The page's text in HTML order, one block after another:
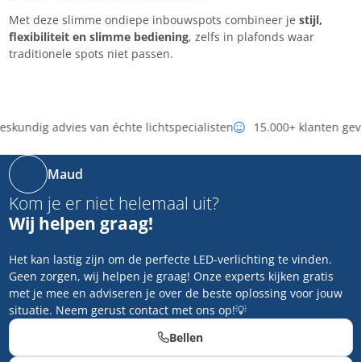
Met deze slimme ondiepe inbouwspots combineer je stijl,
flexibiliteit en slimme bediening, zelfs in plafonds waar
traditionele spots niet passen.
advies van échte lichtspecialisten 15.000+ klanten
Maud
Kom je er niet helemaal uit?
Wij helpen graag!
Het kan lastig zijn om de perfecte LED-verlichting te vinden.
Geen zorgen, wij helpen je graag! Onze experts kijken gratis
met je mee en adviseren je over de beste oplossing voor jouw
situatie. Neem gerust contact met ons op!💡
Bellen